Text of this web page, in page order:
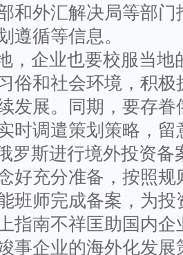
和外汇解决局等部
遵循等信息。
，企业也要校服当
俗和社会环境，积
发展。同期，要存
时调遣策划策略，留
罗斯进行境外投资
好充分准备，按照
班师完成备案，为
指南不祥匡助国内
事企业的海外化发展